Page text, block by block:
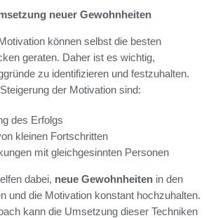
neuer Gewohnheiten
können selbst die besten
geraten. Daher ist es wichtig,
zu identifizieren und festzuhalten.
der Motivation sind:
des Erfolgs
kleinen Fortschritten
mit gleichgesinnten Personen
dabei, neue Gewohnheiten in den
und die Motivation konstant hochzuhalten.
kann die Umsetzung dieser Techniken